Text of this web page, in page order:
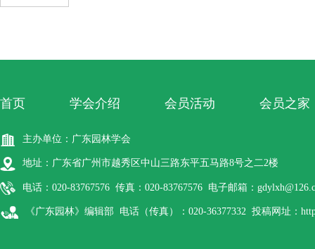
首页 学会介绍 会员活动 会员之家
主办单位：广东园林学会
地址：广东省广州市越秀区中山三路东平五马路8号之二2楼
电话：020-83767576 传真：020-83767576 电子邮箱：
《广东园林》编辑部 电话（传真）：020-36377332 投稿网址：